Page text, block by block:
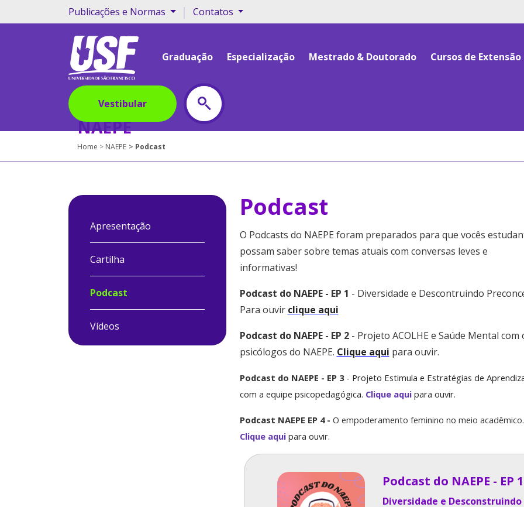
Publicações e Normas | Contatos
Graduação Especialização Mestrado & Doutorado Cursos de Extensão
Vestibular
NAEPE
Home NAEPE Podcast
Apresentação
Cartilha
Podcast
Vídeos
Podcast
O Podcasts do NAEPE foram preparados para que vocês
possam saber sobre temas atuais com conversas leves e
informativas!
Podcast do NAEPE - EP 1 - Diversidade e Descontruindo
Para ouvir clique aqui
Podcast do NAEPE - EP 2- Projeto ACOLHE e Saúde Mental com
psicólogos do NAEPE. Clique aqui para ouvir.
Podcast do NAEPE - EP 3 - Projeto Estimula e Estratégias de
com a equipe psicopedagógica. Clique aquipara ouvir.
Podcast NAEPE EP 4 - O empoderamento feminino no meio acadêmico.
Clique aqui para ouvir.
Podcast do NAEPE - EP 1
Diversidade e Desconstruindo